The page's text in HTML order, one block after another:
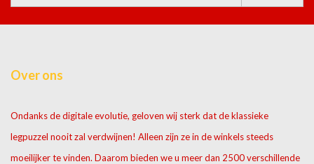
Over ons
Ondanks de digitale evolutie, geloven wij sterk dat de klassieke
legpuzzel nooit zal verdwijnen! Alleen zijn ze in de winkels steeds
moeilijker te vinden. Daarom bieden we u meer dan 2500 verschillende